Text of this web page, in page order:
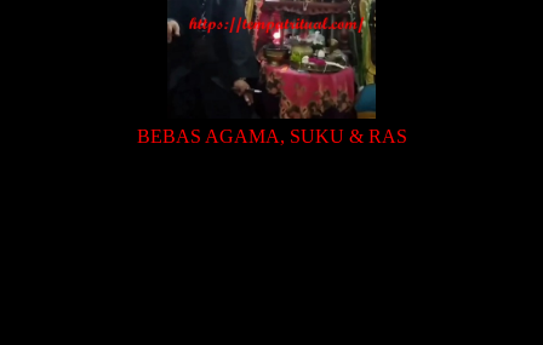
BEBAS AGAMA, SUKU & RAS